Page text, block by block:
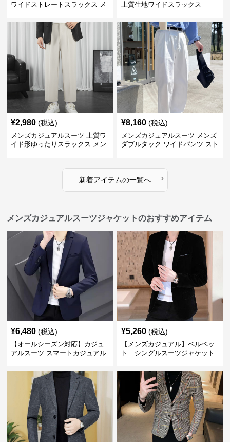
ワイドストレートスラックス メ
上質生地ワイドスラックス
¥2,980 (税込)
メンズカジュアルスーツ 上質ワ
イド形ゆったりスラックス メン
¥8,160 (税込)
メンズカジュアルスーツ メンズ
ダブルタック ワイドパンツ スト
新着アイテムの一覧へ ›
メンズカジュアルスーツジャケットのおすすめアイテム
¥6,480 (税込)
【オールシーズン対応】カジュ
アルスーツ スマートカジュアル
¥5,260 (税込)
【メンズカジュアル】ベルベッ
ト シングルスーツジャケット